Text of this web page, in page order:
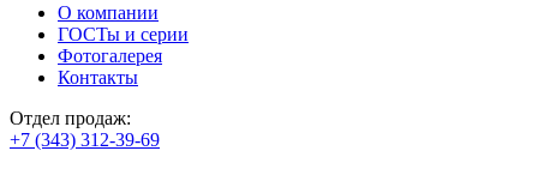
О компании
ГОСТы и серии
Фотогалерея
Контакты
Отдел продаж:
+7 (343) 312-39-69